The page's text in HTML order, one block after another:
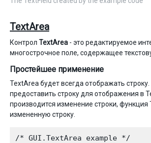
TextArea
Контрол TextArea - это редактируемое
многострочное поле, содержащее
Простейшее применение
TextArea будет всегда отображать
предоставить строку для отображения в
производится изменение строки, функция
измененную строку.
/* GUI.TextArea example */